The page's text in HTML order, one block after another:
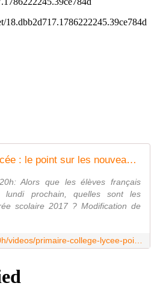
Primaire, collège, lycée : le point sur les nouveautés de la rentrée scolaire 2017
Alors que les élèves français
lundi prochain, quelles sont les
scolaire 2017 ? Modification de